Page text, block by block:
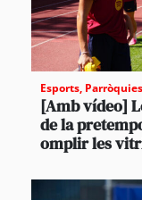
Esports, Parròquies
[Amb vídeo]
de la
omplir les